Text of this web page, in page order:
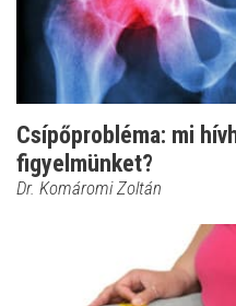
Csípőprobléma: mi
figyelmünket?
Dr. Komáromi Zoltán